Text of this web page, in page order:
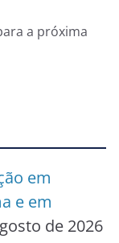
a próxima
em
e em
de 2026